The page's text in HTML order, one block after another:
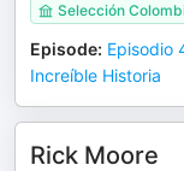
Selección
Episode: Episodio
Increíble Historia
Rick Moore